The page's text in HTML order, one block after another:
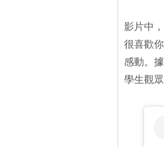
影片中
很喜歡
感動。
學生觀